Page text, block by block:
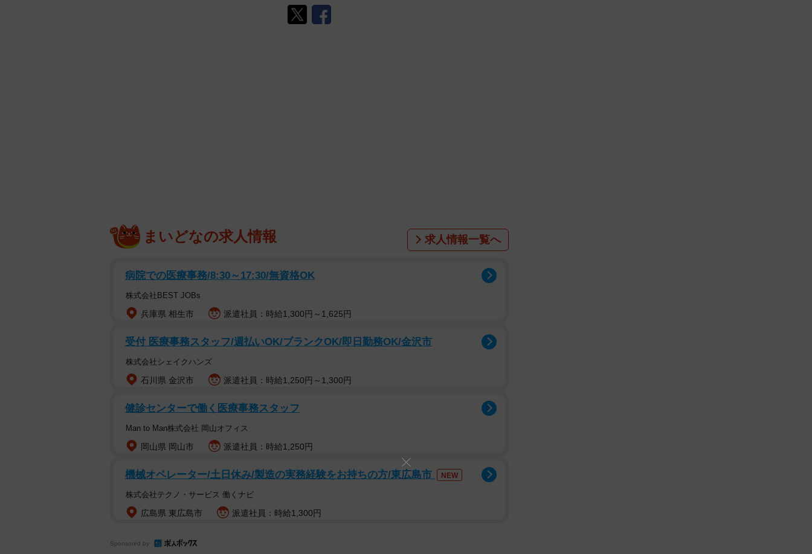
まいどなの求人情報 求人情報一覧へ
病院での医療事務/8:30～17:30/無資格OK
株式会社BEST JOBs
兵庫県 相生市 派遣社員：時給1,300円～1,625円
受付 医療事務スタッフ/週払いOK/ブランクOK/即日勤務OK/金沢市
株式会社シェイクハンズ
石川県 金沢市 派遣社員：時給1,250円～1,300円
健診センターで働く医療事務スタッフ
Man to Man株式会社 岡山オフィス
岡山県 岡山市 派遣社員：時給1,250円
機械オペレーター/土日休み/製造の実務経験をお持ちの方/東広島市 NEW
株式会社テクノ・サービス 働くナビ
広島県 東広島市 派遣社員：時給1,300円
Sponsored by